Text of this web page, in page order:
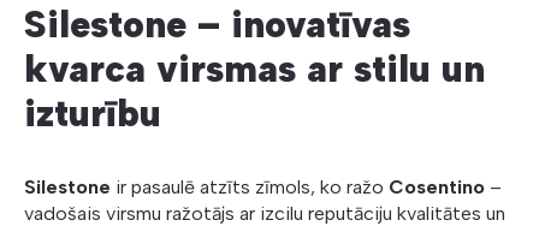
Silestone – inovatīvas
kvarca virsmas ar stilu un
izturību
Silestone ir pasaulē atzīts zīmols, ko ražo Cosentino –
vadošais virsmu ražotājs ar izcilu reputāciju kvalitātes un